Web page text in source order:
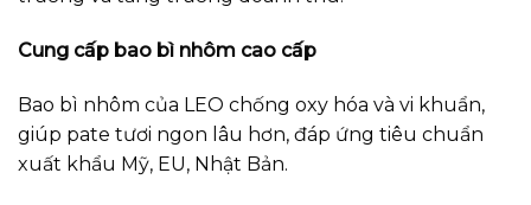
Cung cấp bao bì nhôm cao cấp
Bao bì nhôm của LEO chống oxy hóa và vi khuẩn,
giúp pate tươi ngon lâu hơn, đáp ứng tiêu chuẩn
xuất khẩu Mỹ, EU, Nhật Bản.